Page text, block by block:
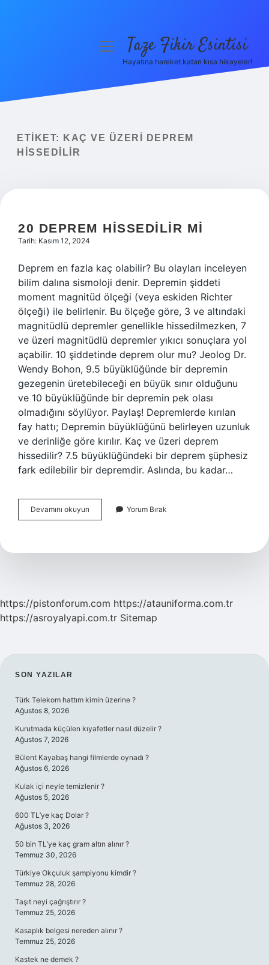
Yasal Uyarı
menüyüTaze Fikir Esintisi
Hayatına hareket katan kısa hikayeler!
ETIKET:
KAÇ VE ÜZERI DEPREM
HISSEDILIR
20 DEPREM HISSEDILIR MI
Tarih: Kasım 12, 2024
Deprem en fazla kaç olabilir? Bu olayları inceleyen
bilim dalına sismoloji denir. Depremin şiddeti
moment magnitüd ölçeği (veya eskiden Richter
ölçeği) ile belirlenir. Bu ölçeğe göre, 3 ve altındaki
magnitüdlü depremler genellikle hissedilmezken, 7
ve üzeri magnitüdlü depremler yıkıcı sonuçlara yol
açabilir. 10 şiddetinde deprem olur mu? Jeolog Dr.
Wendy Bohon, 9.5 büyüklüğünde bir depremin
gezegenin üretebileceği en büyük sınır olduğunu
ve 10 büyüklüğünde bir depremin pek olası
olmadığını söylüyor. Paylaş! Depremlerde kırılan
fay hattı; Depremin büyüklüğünü belirleyen uzunluk
ve derinliğe göre kırılır. Kaç ve üzeri deprem
hissedilir? 7.5 büyüklüğündeki bir deprem şüphesiz
fark edilebilir bir depremdir. Aslında, bu kadar…
Devamını okuyun
Deprem
Yorum Bırak
https://pistonforum.com https://atauniforma.com.tr
https://asroyalyapi.com.tr Sitemap
SIDEBAR
SON YAZILAR
Türk Telekom hattım kimin üzerine ?
Ağustos 8, 2026
Kurutmada küçülen kıyafetler nasıl düzelir ?
Ağustos 7, 2026
Bülent Kayabaş hangi filmlerde oynadı ?
Ağustos 6, 2026
Kulak içi neyle temizlenir ?
Ağustos 5, 2026
600 TL’ye kaç Dolar ?
Ağustos 3, 2026
50 bin TL’ye kaç gram altın alınır ?
Temmuz 30, 2026
Türkiye Okçuluk şampiyonu kimdir ?
Temmuz 28, 2026
Taşıt neyi çağrıştırır ?
Temmuz 25, 2026
Kasaplık belgesi nereden alınır ?
Temmuz 25, 2026
Kastek ne demek ?